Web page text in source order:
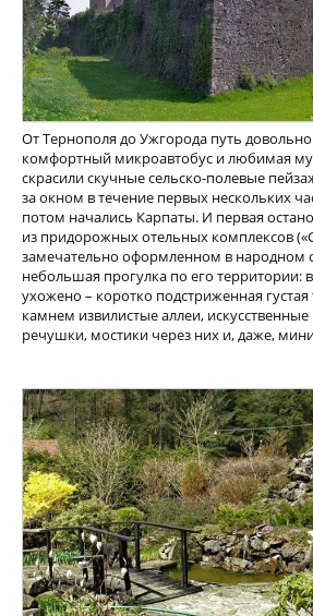
От Тернополя до Ужгорода путь
комфортный микроавтобус и любимая
скрасили скучные сельско-полевые
за окном в течение первых нескольких
потом начались Карпаты. И первая
из придорожных отельных комплексов
замечательно оформленном в народном
небольшая прогулка по его территории:
ухожено – коротко подстриженная
камнем извилистые аллеи,
речушки, мостики через них и, даже,